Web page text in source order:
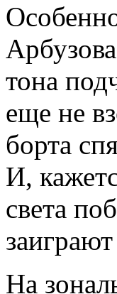
тона
еще не
борта
И,
света
На